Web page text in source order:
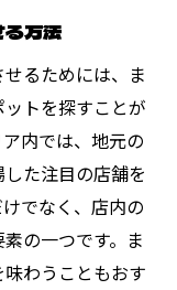
方法
るためには、ま
トを探すことが
内では、地元の
た注目の店舗を
でなく、店内の
の一つです。ま
わうこともおす